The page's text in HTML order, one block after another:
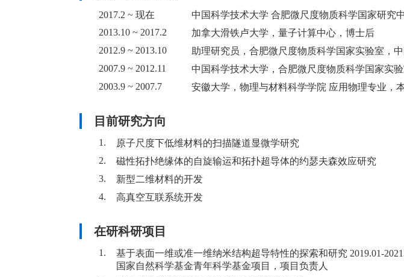
2017.2 ~ 现在
中国科学技术大学 合肥微尺度物质科学国家研究
2013.10 ~ 2017.2
加拿大滑铁卢大学，量子计算中心，博士后
2012.9 ~ 2013.10
助理研究员，合肥微尺度物质科学国家实验室，
2007.9 ~ 2012.11
中国科学技术大学，合肥微尺度物质科学国家实
2003.9 ~ 2007.7
安徽大学，物理与材料科学学院 应用物理专业，
目前研究方向
1.
原子尺度下低维材料的扫描隧道显微学研究
2.
磁性拓扑绝缘体的自旋输运和拓扑超导体的约瑟夫森效应研究
3.
新型二维材料的开发
4.
高真空互联系统开发
在研科研项目
1.
基于表面一维或准一维纳米结构超导特性的探索和研究 2019.01-
国家自然科学基金青年科学基金项目，项目负责人